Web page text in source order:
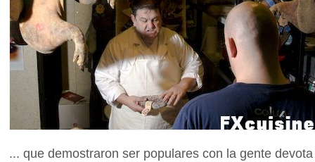
... que demostraron ser populares con la gente